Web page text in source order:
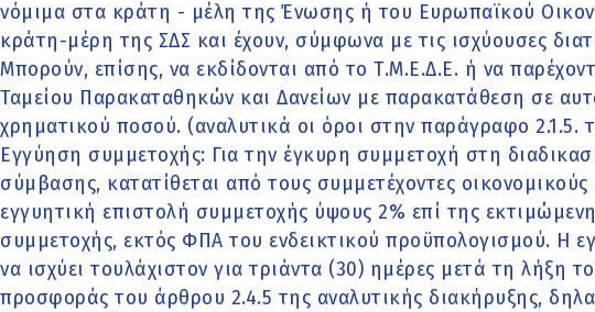
νόμιμα στα κράτη - μέλη της Ένωσης ή του Ευρωπαϊκού
κράτη-μέρη της ΣΔΣ και έχουν, σύμφωνα με τις ισχύουσες
Μπορούν, επίσης, να εκδίδονται από το Τ.Μ.Ε.Δ.Ε. ή να
Ταμείου Παρακαταθηκών και Δανείων με παρακατάθεση σε
χρηματικού ποσού. (αναλυτικά οι όροι στην παράγραφο 2.1.5.
Εγγύηση συμμετοχής: Για την έγκυρη συμμετοχή στη
σύμβασης, κατατίθεται από τους συμμετέχοντες
εγγυητική επιστολή συμμετοχής ύψους 2% επί της
συμμετοχής, εκτός ΦΠΑ του ενδεικτικού προϋπολογισμού. Η
να ισχύει τουλάχιστον για τριάντα (30) ημέρες μετά τη λήξη
προσφοράς του άρθρου 2.4.5 της αναλυτικής διακήρυξης,